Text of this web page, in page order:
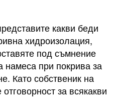
какви беди
хидроизолация,
под съмнение
при покрива за
Като собственик на
за всякакви